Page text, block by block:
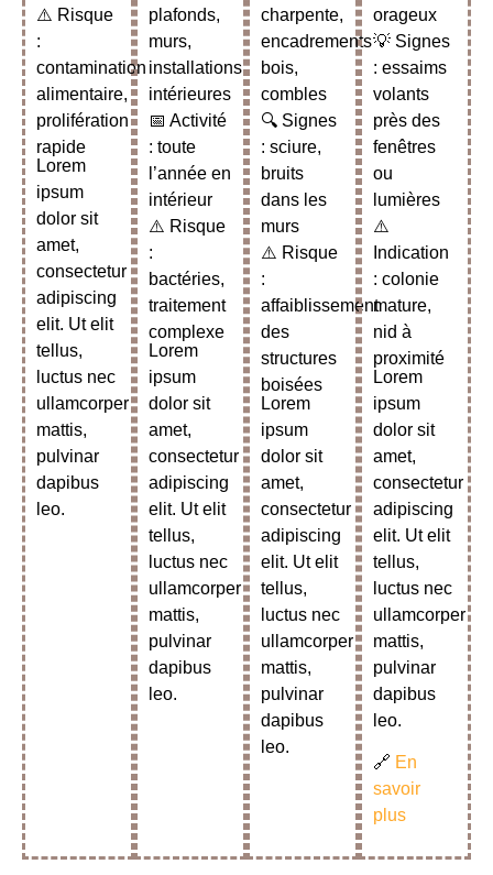
⚠️ Risque
:
contamination
alimentaire,
prolifération
rapide
Lorem
ipsum
dolor sit
amet,
consectetur
adipiscing
elit. Ut elit
tellus,
luctus nec
ullamcorper
mattis,
pulvinar
dapibus
leo.
plafonds,
murs,
installations
intérieures
📅 Activité
: toute
l’année en
intérieur
⚠️ Risque
:
bactéries,
traitement
complexe
Lorem
ipsum
dolor sit
amet,
consectetur
adipiscing
elit. Ut elit
tellus,
luctus nec
ullamcorper
mattis,
pulvinar
dapibus
leo.
charpente,
encadrements
bois,
combles
🔍 Signes
: sciure,
bruits
dans les
murs
⚠️ Risque
:
affaiblissement
des
structures
boisées
Lorem
ipsum
dolor sit
amet,
consectetur
adipiscing
elit. Ut elit
tellus,
luctus nec
ullamcorper
mattis,
pulvinar
dapibus
leo.
orageux
💡 Signes
: essaims
volants
près des
fenêtres
ou
lumières
⚠️
Indication
: colonie
mature,
nid à
proximité
Lorem
ipsum
dolor sit
amet,
consectetur
adipiscing
elit. Ut elit
tellus,
luctus nec
ullamcorper
mattis,
pulvinar
dapibus
leo.
🔗 En
savoir
plus